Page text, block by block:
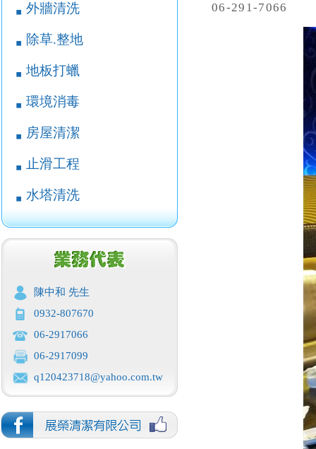
￭ 外牆清洗
￭ 除草.整地
￭ 地板打蠟
￭ 環境消毒
￭ 房屋清潔
￭ 止滑工程
￭ 水塔清洗
陳中和 先生
0932-807670
06-2917066
06-2917099
q120423718@yahoo.com.tw
06-291-7066